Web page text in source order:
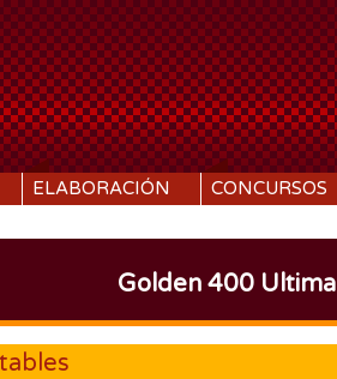
CONTENT
ELABORACIÓN CONCURSOS
Golden 400 Ultima